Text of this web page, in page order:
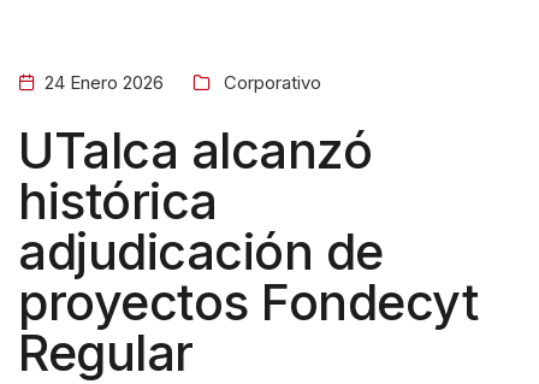
24 Enero 2026 Corporativo
UTalca alcanzó
histórica
adjudicación de
proyectos Fondecyt
Regular